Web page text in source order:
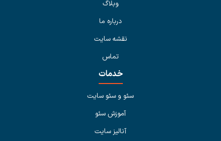
وبلاگ
درباره ما
نقشه سایت
تماس
خدمات
سئو و سئو سایت
آموزش سئو
آنالیز سایت